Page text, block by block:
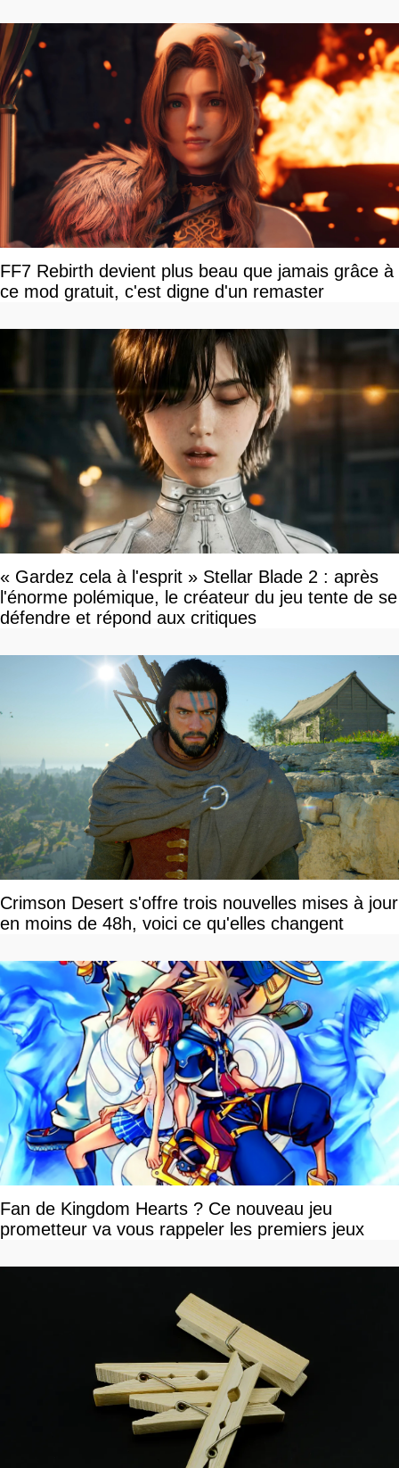
FF7 Rebirth devient plus beau que jamais grâce à
ce mod gratuit, c'est digne d'un remaster
« Gardez cela à l'esprit » Stellar Blade 2 : après
l'énorme polémique, le créateur du jeu tente de se
défendre et répond aux critiques
Crimson Desert s'offre trois nouvelles mises à jour
en moins de 48h, voici ce qu'elles changent
Fan de Kingdom Hearts ? Ce nouveau jeu
prometteur va vous rappeler les premiers jeux